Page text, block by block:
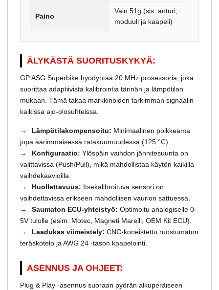
Paino
Vain 51g (sis. anturi,
moduuli ja kaapeli)
ÄLYKÄSTÄ SUORITUSKYKYÄ:
GP ASG Superbike hyödyntää 20 MHz prosessoria, joka
suorittaa adaptiivista kalibrointia tärinän ja lämpötilan
mukaan. Tämä takaa markkinoiden tarkimman signaalin
kaikissa ajo-olosuhteissa.
Lämpötilakompensoitu: Minimaalinen poikkeama
jopa äärimmäisessä ratakuumuudessa (125 °C).
Konfiguraatio: Ylöspäin vaihdon jännitesuunta on
valittavissa (Push/Pull), mikä mahdollistaa käytön kaikilla
vaihdekaavioilla.
Huollettavuus: Itsekalibroituva sensori on
vaihdettavissa erikseen mahdollisen vaurion sattuessa.
Saumaton ECU-yhteistyö: Optimoitu analogiselle 0-
5V tulolle (esim. Motec, Magneti Marelli, OEM Kit ECU).
Laadukas viimeistely: CNC-koneistettu ruostumaton
teräskotelo ja AWG 24 -tason kaapelointi.
ASENNUS JA OHJEET:
Plug & Play -asennus suoraan pyörän alkuperäiseen